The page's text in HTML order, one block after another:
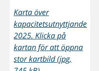
Karta över
kapacitetsutnyttjande
2025. Klicka på
kartan för att öppna
stor kartbild (jpg,